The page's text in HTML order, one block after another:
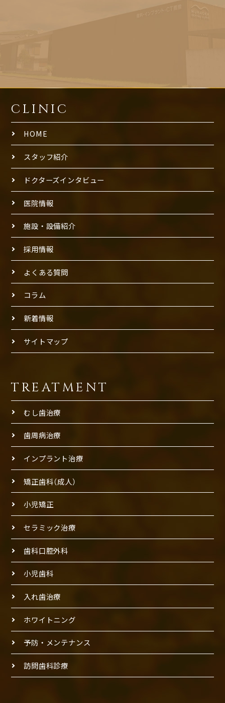
CLINIC
HOME
スタッフ紹介
ドクターズインタビュー
医院情報
施設・設備紹介
採用情報
よくある質問
コラム
新着情報
サイトマップ
TREATMENT
むし歯治療
歯周病治療
インプラント治療
矯正歯科（成人）
小児矯正
セラミック治療
歯科口腔外科
小児歯科
入れ歯治療
ホワイトニング
予防・メンテナンス
訪問歯科診療